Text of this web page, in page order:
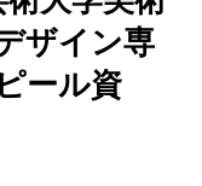
ザイン専
ール資